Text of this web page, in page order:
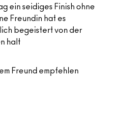
ein seidiges Finish ohne
Freundin hat es
begeistert von der
halt
Freund empfehlen